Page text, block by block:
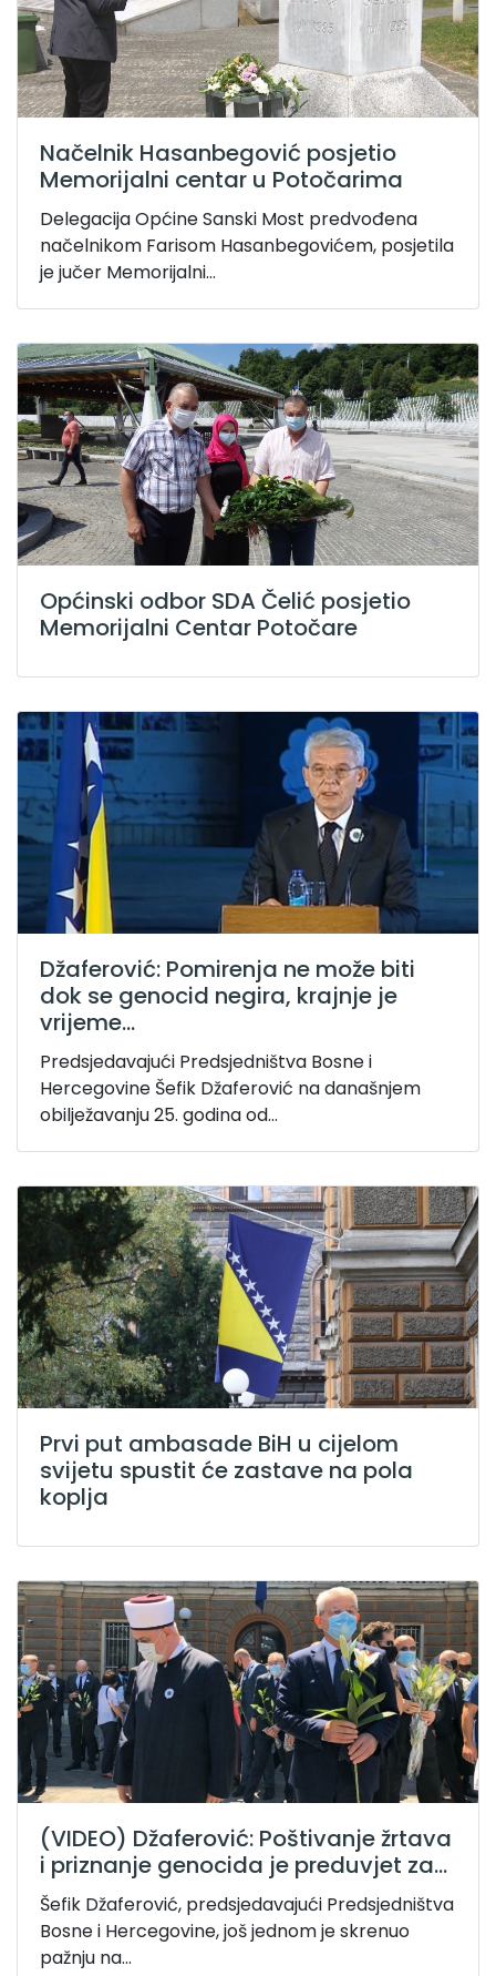
Načelnik Hasanbegović posjetio
Memorijalni centar u Potočarima
Delegacija Općine Sanski Most predvođena
načelnikom Farisom Hasanbegovićem, posjetila
je jučer Memorijalni...
Općinski odbor SDA Čelić posjetio
Memorijalni Centar Potočare
Džaferović: Pomirenja ne može biti
dok se genocid negira, krajnje je
vrijeme...
Predsjedavajući Predsjedništva Bosne i
Hercegovine Šefik Džaferović na današnjem
obilježavanju 25. godina od...
Prvi put ambasade BiH u cijelom
svijetu spustit će zastave na pola
koplja
(VIDEO) Džaferović: Poštivanje žrtava
i priznanje genocida je preduvjet za...
Šefik Džaferović, predsjedavajući Predsjedništva
Bosne i Hercegovine, još jednom je skrenuo
pažnju na...